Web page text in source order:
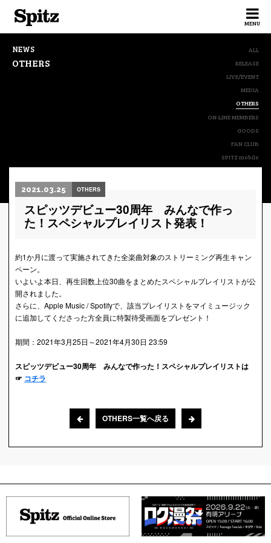
MENU
NEWS
OTHERS
ALL
RELEASE
LIVE/EVENT
MEDIA
OTHERS
ON-LINE MEMBERS
GOODS
FAN CLUB
SPITZ mobile
2021.03.25 OTHERS
スピッツデビュー30周年 みんなで作っ
た！スペシャルプレイリスト発表！
約1か月に渡って実施されてきた全楽曲対象のストリーミング再生キャン
ペーン。
いよいよ本日、再生回数上位30曲をまとめたスペシャルプレイリストが公
開されました。
さらに、Apple Music / Spotifyで、該当プレイリストをマイミュージック
に追加してくださった方全員に特製待受画面をプレゼント！
期間：2021年3月25日～2021年4月30日 23:59
スピッツデビュー30周年 みんなで作った！スペシャルプレイリストは
☞ コチラ
OTHERS一覧へ戻る